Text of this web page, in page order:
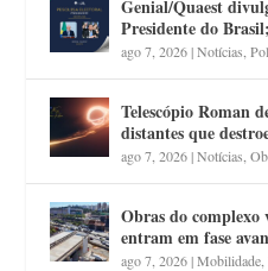
Genial/Quaest
Presidente do
ago 7, 2026|Notícias ,
Telescópio Roman
distantes que
ago 7, 2026|Notícias ,
Obras do
entram em fase
ago 7, 2026|Mobilidade